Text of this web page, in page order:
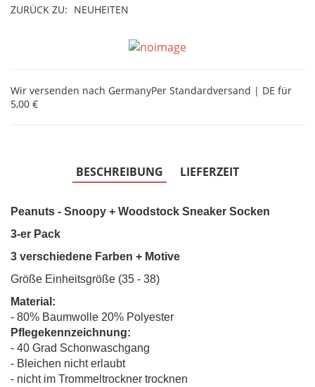
ZURÜCK ZU: NEUHEITEN
Wir versenden nach GermanyPer Standardversand | DE für
5,00 €
BESCHREIBUNG LIEFERZEIT
Peanuts - Snoopy + Woodstock Sneaker Socken
3-er Pack
3 verschiedene Farben + Motive
Größe Einheitsgröße (35 - 38)
Material:
- 80% Baumwolle 20% Polyester
Pflegekennzeichnung:
- 40 Grad Schonwaschgang
- Bleichen nicht erlaubt
- nicht im Trommeltrockner trocknen